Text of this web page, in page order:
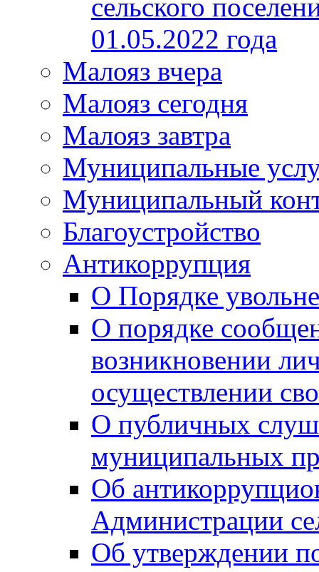
сельского
01.05.2022 года
Малояз вчера
Малояз сегодня
Малояз завтра
Муниципальные
Муниципальный
Благоустройство
Антикоррупция
О Порядке
О порядке
возникновении
осуществлении
О публичных
муниципальных
Об
Администрации
Об утверждении